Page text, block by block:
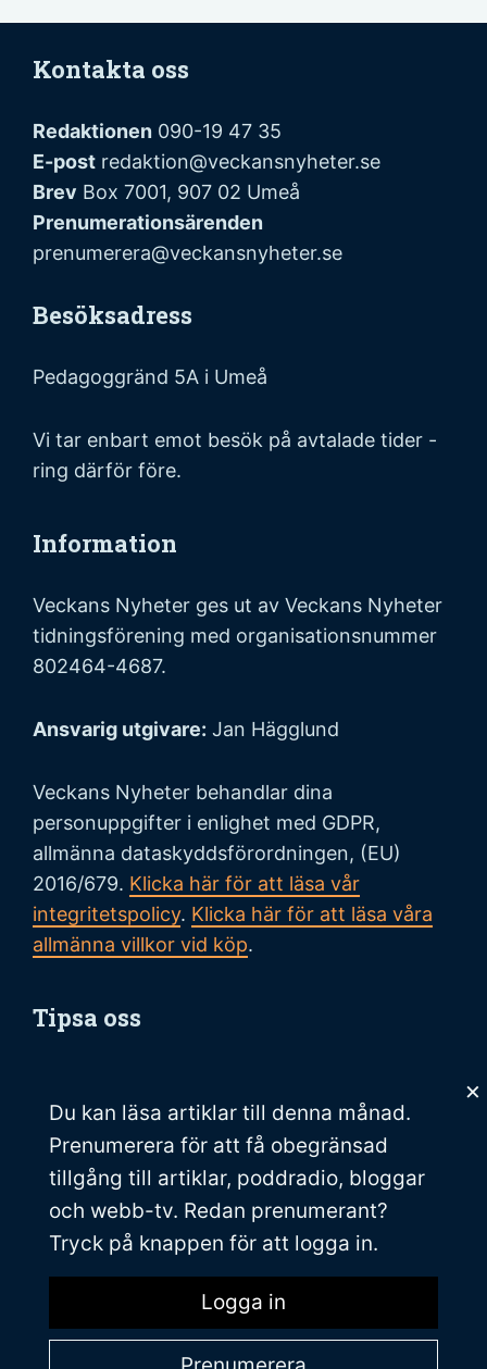
×
Du kan läsa artiklar till denna månad.
Prenumerera för att få obegränsad
tillgång till artiklar, poddradio, bloggar
och webb-tv. Redan prenumerant?
Tryck på knappen för att logga in.
Logga in
Kontakta oss
Redaktionen 090-19 47 35
E-post redaktion@veckansnyheter.se
Brev Box 7001, 907 02 Umeå
Prenumerationsärenden
prenumerera@veckansnyheter.se
Besöksadress
Pedagoggränd 5A i Umeå
Vi tar enbart emot besök på avtalade tider -
ring därför före.
Information
Veckans Nyheter ges ut av Veckans Nyheter
tidningsförening med organisationsnummer
802464-4687.
Ansvarig utgivare: Jan Hägglund
Veckans Nyheter behandlar dina
personuppgifter i enlighet med GDPR,
allmänna dataskyddsförordningen, (EU)
2016/679. Klicka här för att läsa vår
integritetspolicy. Klicka här för att läsa våra
allmänna villkor vid köp.
Tipsa oss
händelser som vi borde skriva om. Skicka ditt
tips till följande adress:
tipsa@veckansnyheter.se
https://www.stefanbergmark.se
https://arbetarpartiet.se